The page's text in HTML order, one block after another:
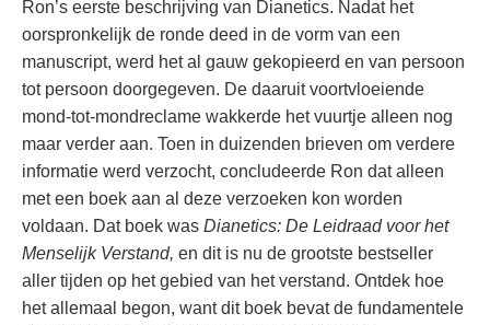
Ron’s eerste beschrijving van Dianetics. Nadat het
oorspronkelijk de ronde deed in de vorm van een
manuscript, werd het al gauw gekopieerd en van persoon
tot persoon doorgegeven. De daaruit voortvloeiende
mond-tot-mondreclame wakkerde het vuurtje alleen nog
maar verder aan. Toen in duizenden brieven om verdere
informatie werd verzocht, concludeerde Ron dat alleen
met een boek aan al deze verzoeken kon worden
voldaan. Dat boek was Dianetics: De Leidraad voor het
Menselijk Verstand, en dit is nu de grootste bestseller
aller tijden op het gebied van het verstand. Ontdek hoe
het allemaal begon, want dit boek bevat de fundamentele